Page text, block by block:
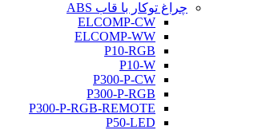
چراغ توکار با قاب ABS
ELCOMP-CW
ELCOMP-WW
P10-RGB
P10-W
P300-P-CW
P300-P-RGB
P300-P-RGB-REMOTE
P50-LED